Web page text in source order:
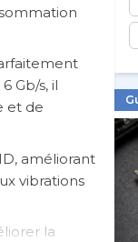
Gb/s, il
et de
améliorant
vibrations
la